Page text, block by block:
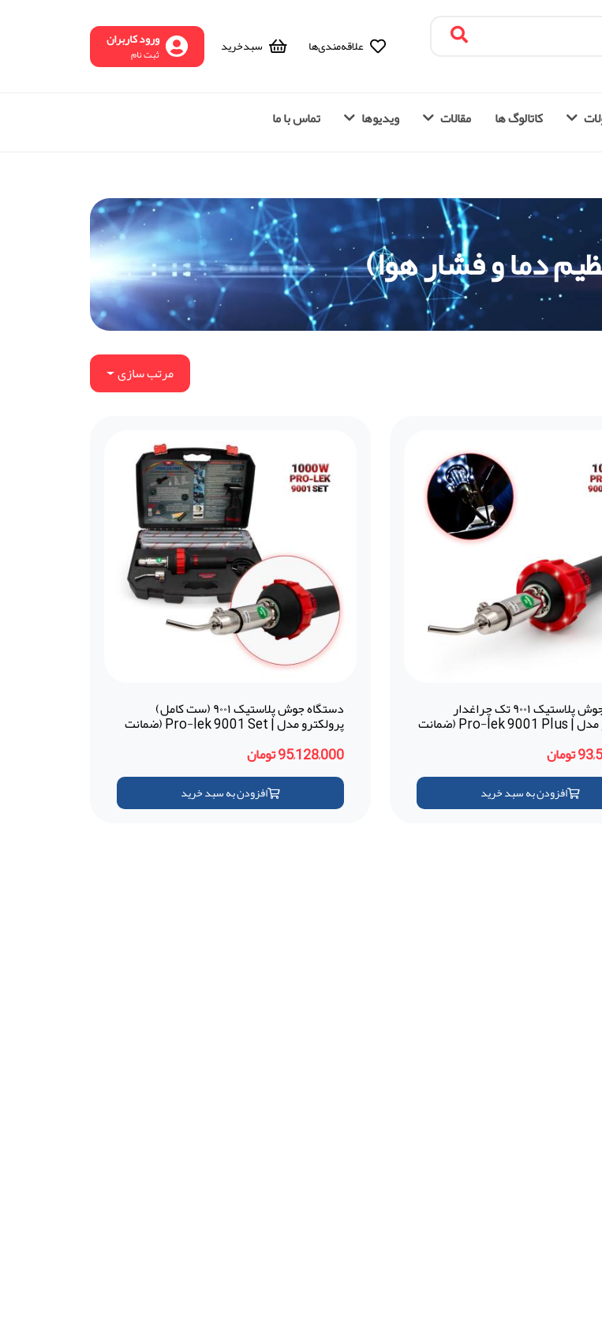
علاقه‌مندی‌ها سبد‌خرید ورود کاربران
ثبت نام
کاتالوگ ها مقالات ویدیوها تماس با ما
مرتب سازی
دستگاه جوش پلاستیک ۹۰۰۱ تک چراغدار
پرولکترو مدل | Pro-lek 9001 Plus (ضمانت
افزودن به سبد خرید
دستگاه جوش پلاستیک ۹۰۰۱ (ست کامل)
پرولکترو مدل | Pro-lek 9001 Set (ضمانت
18 ماهه-ترکیه)
95,128,000 تومان
افزودن به سبد خرید